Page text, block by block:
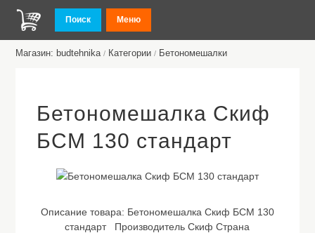
Поиск Меню
Магазин: budtehnika / Категории / Бетономешалки
Бетономешалка Скиф
БСМ 130 стандарт
Описание товара: Бетономешалка Скиф БСМ 130
стандарт Производитель Скиф Страна